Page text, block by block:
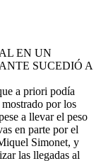
EN UN
SUCEDIÓ A
a priori podía
por los
a llevar el peso
en parte por el
Simonet, y
las llegadas al